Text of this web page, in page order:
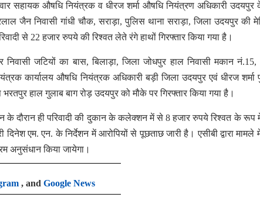
सहायक औषधि नियंत्रक व धीरज शर्मा औषधि नियंत्रण अधिकारी
जैन निवासी गांधी चौक, सराड़ा, पुलिस थाना सराड़ा, जिला उदयपुर की
से 22 हजार रुपये की रिश्वत लेते रंगे हाथों गिरफ्तार किया गया है।
जटियों का बास, बिलाड़ा, जिला जोधपुर हाल निवासी मकान
कार्यालय औषधि नियंत्रक अधिकारी बड़ी जिला उदयपुर एवं धीरज शर्मा
हाल गुलाब बाग रोड़ उदयपुर को मौके पर गिरफ्तार किया गया है।
के दौरान ही परिवादी की दुकान के कलेक्शन में से 8 हजार रुपये रिश्वत के
एम. एन. के निर्देशन में आरोपियों से पूछताछ जारी है। एसीबी द्वारा मामले
अनुसंधान किया जायेगा।
, and Google News